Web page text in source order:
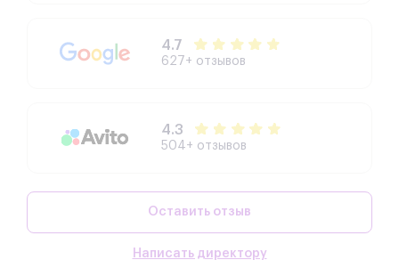
4.7
627+ отзывов
4.3
504+ отзывов
Оставить отзыв
Написать директору